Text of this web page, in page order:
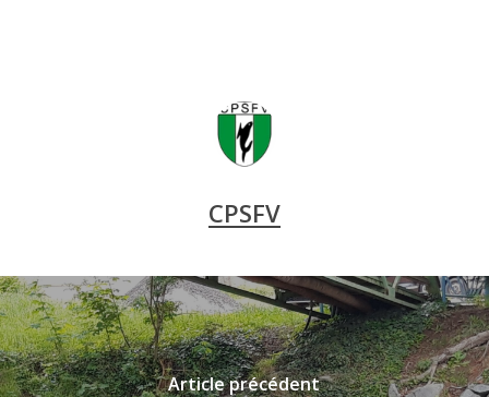
CPSFV
Article précédent